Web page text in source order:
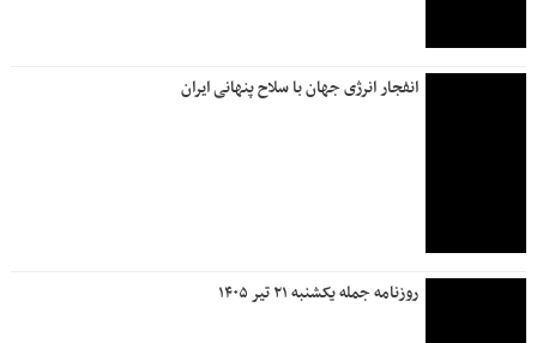
انفجار انرژی جهان با سلاح پنهانی ایران
روزنامه جمله یکشنبه ۲۱ تیر ۱۴۰۵